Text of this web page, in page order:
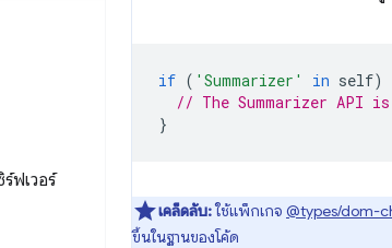
ฟเวอร์
if ( 'Summarizer' in self)
// The Summarizer API
}
เคล็ดลับ:ใช้แพ็กเกจ @types/dom-
ขึ้นในฐานของโค้ด